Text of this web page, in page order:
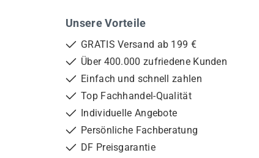
Unsere Vorteile
GRATIS Versand ab 199 €
Über 400.000 zufriedene Kunden
Einfach und schnell zahlen
Top Fachhandel-Qualität
Individuelle Angebote
Persönliche Fachberatung
DF Preisgarantie